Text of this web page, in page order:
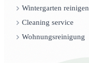
Wintergarten reinigen
Cleaning service
Wohnungsreinigung